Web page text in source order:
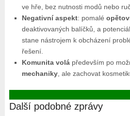
ve hře, bez nutnosti modů nebo
Negativní aspekt: pomalé
deaktivovaných balíčků, a
stane nástrojem k obcházení
řešení.
Komunita volá především po
mechaniky , ale zachovat
Další podobné zprávy